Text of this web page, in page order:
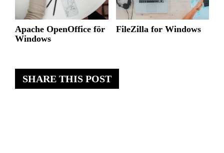
SHARE THIS POST
Apache OpenOffice för
Windows
FileZilla for Windows